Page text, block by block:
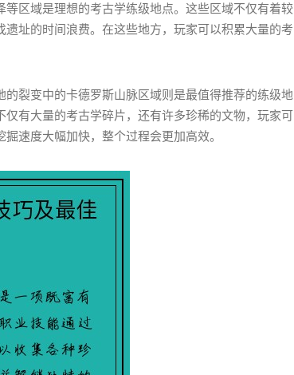
区域是理想的考古学练级地点。这些区域不仅有着较
址的时间浪费。在这些地方，玩家可以积累大量的考
裂变中的卡德罗斯山脉区域则是最值得推荐的练级地
有大量的考古学碎片，还有许多珍稀的文物，玩家可
速度大幅加快，整个过程会更加高效。